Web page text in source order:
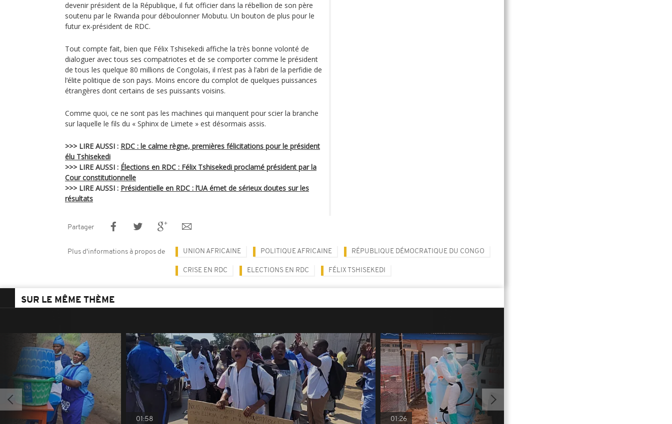
devenir président de la République, il fut officier dans la rébellion de son père
soutenu par le Rwanda pour déboulonner Mobutu. Un bouton de plus pour le
futur ex-président de RDC.
Tout compte fait, bien que Félix Tshisekedi affiche la très bonne volonté de
dialoguer avec tous ses compatriotes et de se comporter comme le président
de tous les quelque 80 millions de Congolais, il n’est pas à l’abri de la perfidie de
l‘élite politique de son pays. Moins encore du complot de quelques puissances
étrangères dont certains de ses puissants voisins.
Comme quoi, ce ne sont pas les machines qui manquent pour scier la branche
sur laquelle le fils du « Sphinx de Limete » est désormais assis.
>>> LIRE AUSSI : RDC : le calme règne, premières félicitations pour le président
élu Tshisekedi
>>> LIRE AUSSI : Élections en RDC : Félix Tshisekedi proclamé président par la
Cour constitutionnelle
>>> LIRE AUSSI : Présidentielle en RDC : l’UA émet de sérieux doutes sur les
résultats
Partager
Plus d'informations à propos de UNION AFRICAINE POLITIQUE AFRICAINE RÉPUBLIQUE DÉMOCRATIQUE DU CONGO
CRISE EN RDC ELECTIONS EN RDC FÉLIX TSHISEKEDI
SUR LE MÊME THÈME
01:58 01:26